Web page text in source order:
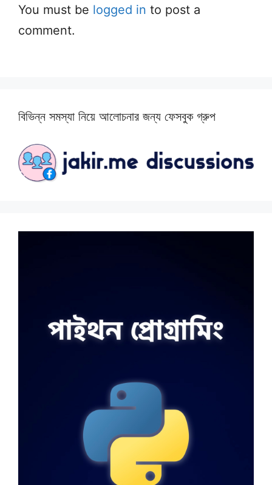
You must be logged in to post a
comment.
বিভিন্ন সমস্যা নিয়ে আলোচনার জন্য ফেসবুক গ্রুপ